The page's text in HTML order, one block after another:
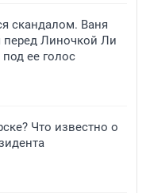
скандалом. Ваня
Линочкой Ли
ее голос
Что известно о